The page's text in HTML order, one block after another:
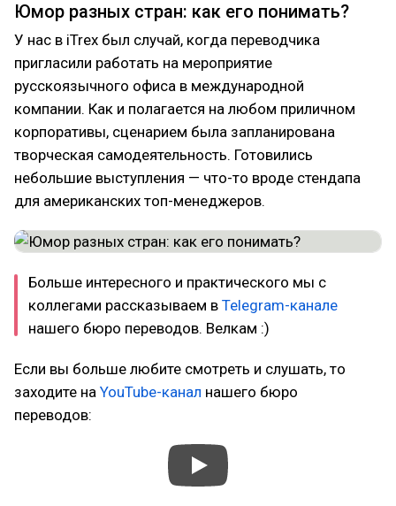
Юмор разных стран: как его понимать?
У нас в iTrex был случай, когда переводчика
пригласили работать на мероприятие
русскоязычного офиса в международной
компании. Как и полагается на любом приличном
корпоративы, сценарием была запланирована
творческая самодеятельность. Готовились
небольшие выступления — что-то вроде стендапа
для американских топ-менеджеров.
Больше интересного и практического мы с
коллегами рассказываем в Telegram-канале
нашего бюро переводов. Велкам :)
Если вы больше любите смотреть и слушать, то
заходите на YouTube-канал нашего бюро
переводов: